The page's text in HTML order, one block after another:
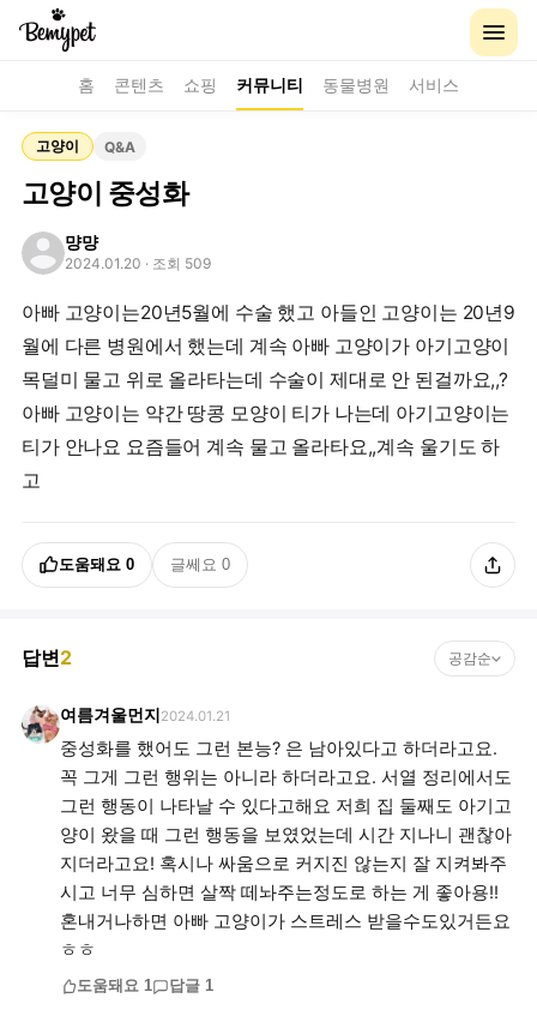
홈 콘텐츠 쇼핑 커뮤니티 동물병원 서비스
고양이 Q&A
고양이 중성화
먕먕
2024.01.20 · 조회 509
아빠 고양이는20년5월에 수술 했고 아들인 고양이는 20년9
월에 다른 병원에서 했는데 계속 아빠 고양이가 아기고양이
목덜미 물고 위로 올라타는데 수술이 제대로 안 된걸까요,,?
아빠 고양이는 약간 땅콩 모양이 티가 나는데 아기고양이는
티가 안나요 요즘들어 계속 물고 올라타요,,계속 울기도 하
고
도움돼요 0 글쎄요 0
답변2 공감순
여름겨울먼지 2024.01.21
중성화를 했어도 그런 본능? 은 남아있다고 하더라고요.
꼭 그게 그런 행위는 아니라 하더라고요. 서열 정리에서도
그런 행동이 나타날 수 있다고해요 저희 집 둘째도 아기고
양이 왔을 때 그런 행동을 보였었는데 시간 지나니 괜찮아
지더라고요! 혹시나 싸움으로 커지진 않는지 잘 지켜봐주
시고 너무 심하면 살짝 떼놔주는정도로 하는 게 좋아용!!
혼내거나하면 아빠 고양이가 스트레스 받을수도있거든요
ㅎㅎ
도움돼요 1 답글 1